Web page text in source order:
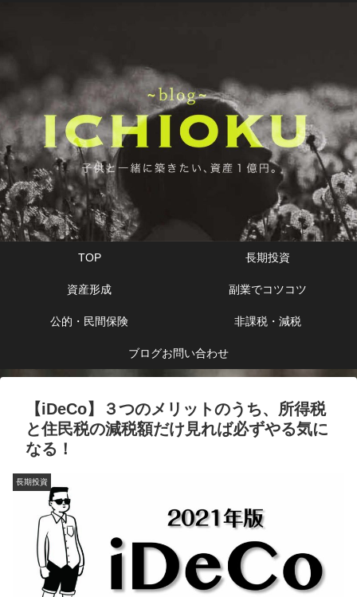
TOP 長期投資
資産形成 副業でコツコツ
公的・民間保険 非課税・減税
ブログお問い合わせ
【iDeCo】３つのメリットのうち、所得税
と住民税の減税額だけ見れば必ずやる気に
なる！
長期投資